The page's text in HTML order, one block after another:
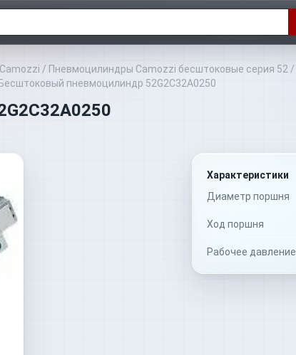
/ Пневмоцилиндры Camozzi бесштоковые серия 52 /
Бесштоковый пневмоцилиндр 52G2C32A0250
Характеристики
Диаметр поршня
Ход поршня
Рабочее давление